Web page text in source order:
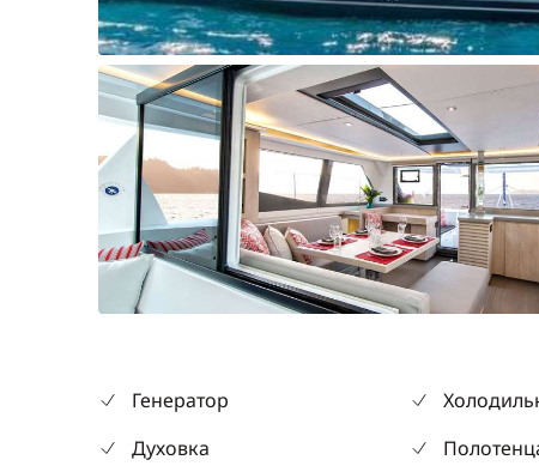
Генератор
Духовка